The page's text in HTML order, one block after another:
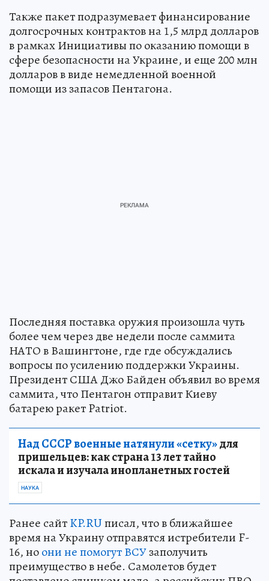
Также пакет подразумевает финансирование
долгосрочных контрактов на 1,5 млрд долларов
в рамках Инициативы по оказанию помощи в
сфере безопасности на Украине, и еще 200 млн
долларов в виде немедленной военной
помощи из запасов Пентагона.
Последняя поставка оружия произошла чуть
более чем через две недели после саммита
НАТО в Вашингтоне, где где обсуждались
вопросы по усилению поддержки Украины.
Президент США Джо Байден объявил во время
саммита, что Пентагон отправит Киеву
батарею ракет Patriot.
Над СССР военные натянули «сетку»для
пришельцев: как страна 13 лет тайно
искала и изучала инопланетных гостей
НАУКА
Ранее сайтKP.RUписал, что в ближайшее
время на Украину отправятся истребители F-
16, ноони не помогут ВСУзаполучить
преимущество в небе. Самолетов будет